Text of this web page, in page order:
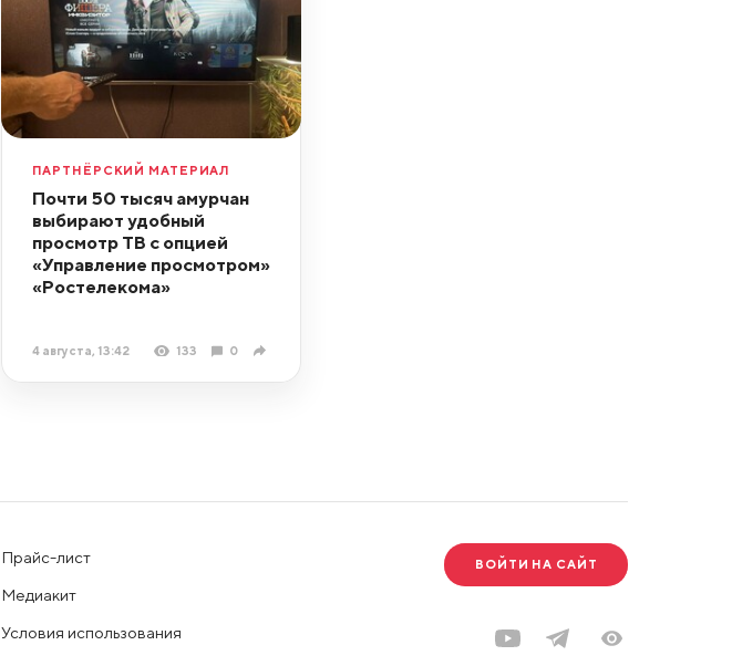
ПАРТНЁРСКИЙ МАТЕРИАЛ
Почти 50 тысяч амурчан
выбирают удобный
просмотр ТВ с опцией
«Управление просмотром»
«Ростелекома»
4 августа, 13:42 133 0
Прайс-лист
Медиакит
Условия использования
ВОЙТИ НА САЙТ